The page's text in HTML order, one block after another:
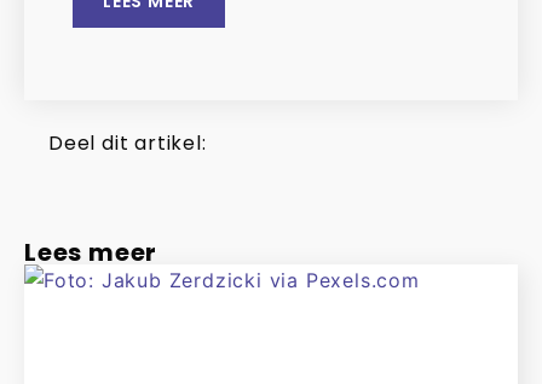
Deel dit artikel:
Lees meer